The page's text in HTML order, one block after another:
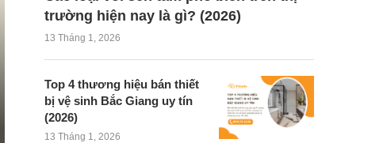
trường hiện nay là gì? (2026)
13 Tháng 1, 2026
Top 4 thương hiệu bán thiết
bị vệ sinh Bắc Giang uy tín
(2026)
13 Tháng 1, 2026